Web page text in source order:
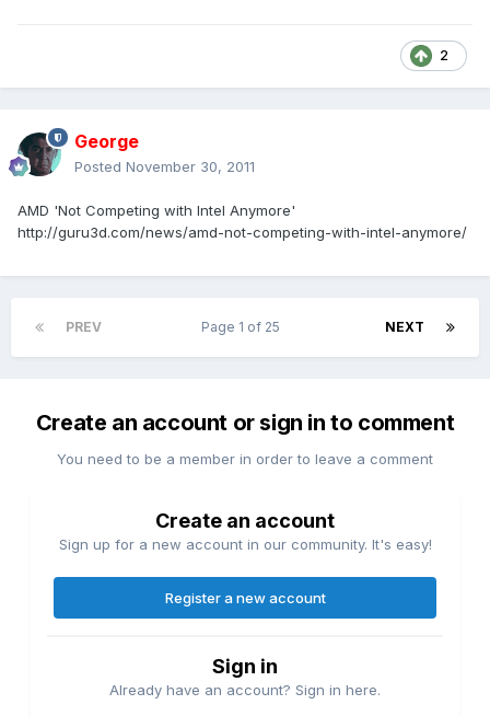
2
George
Posted November 30, 2011
AMD 'Not Competing with Intel Anymore'
http://guru3d.com/news/amd-not-competing-with-intel-anymore/
PREV NEXT
Page 1 of 25
Create an account or sign in to comment
You need to be a member in order to leave a comment
Create an account
Sign up for a new account in our community. It's easy!
Register a new account
Sign in
Already have an account? Sign in here.